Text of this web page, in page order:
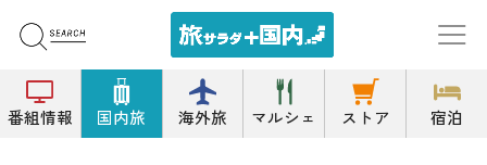
番組情報 国内旅 海外旅 マルシェ ストア 宿泊